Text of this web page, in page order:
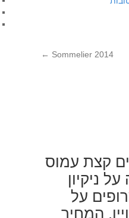
Sommelier 2014
←
קצת עמוס
ניקיון
על
המחיר